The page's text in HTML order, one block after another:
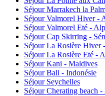
Séjour Marrakech la
Séjour Valmorel Hiver -
Séjour Valmorel Eté -
Séjour Cap Skirring -
Séjour La Rosière Hiver
Séjour La Rosière Eté -
Séjour Kani - Maldives
Séjour Bali - Indonésie
Séjour Seychelles
Séjour Cherating beach